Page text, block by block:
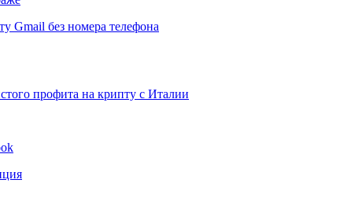
Gmail без номера телефона
профита на крипту с Италии